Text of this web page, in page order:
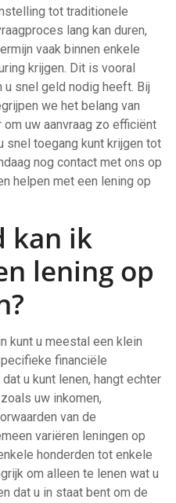
tot traditionele
lang kan duren,
vaak binnen enkele
krijgen. Dit is vooral
snel geld nodig heeft. Bij
we het belang van
uw aanvraag zo efficiënt
snel toegang kunt krijgen tot
nog contact met ons op
helpen met een lening op
kan ik
lening op
kunt u meestal een klein
financiële
u kunt lenen, hangt echter
uw inkomen,
van de
variëren leningen op
honderden tot enkele
om alleen te lenen wat u
dat u in staat bent om de